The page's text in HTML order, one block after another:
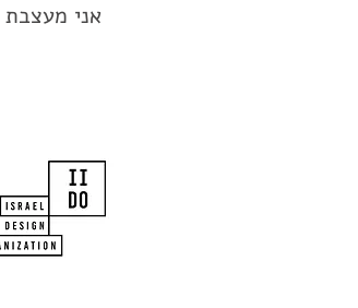
אני מעצבת